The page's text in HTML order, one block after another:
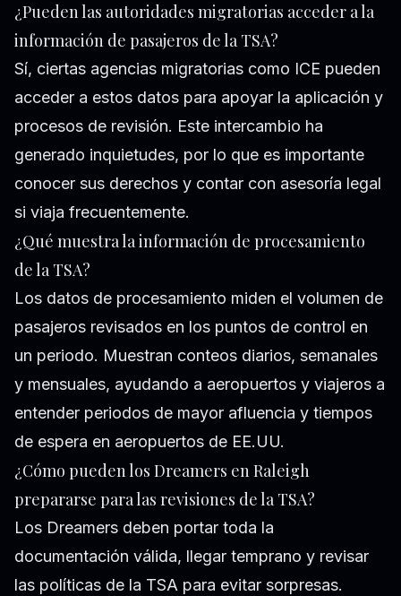
¿Pueden las autoridades migratorias acceder a la
información de pasajeros de la TSA?
Sí, ciertas agencias migratorias como ICE pueden
acceder a estos datos para apoyar la aplicación y
procesos de revisión. Este intercambio ha
generado inquietudes, por lo que es importante
conocer sus derechos y contar con asesoría legal
si viaja frecuentemente.
¿Qué muestra la información de procesamiento
de la TSA?
Los datos de procesamiento miden el volumen de
pasajeros revisados en los puntos de control en
un periodo. Muestran conteos diarios, semanales
y mensuales, ayudando a aeropuertos y viajeros a
entender periodos de mayor afluencia y tiempos
de espera en aeropuertos de EE.UU.
¿Cómo pueden los Dreamers en Raleigh
prepararse para las revisiones de la TSA?
Los Dreamers deben portar toda la
documentación válida, llegar temprano y revisar
las políticas de la TSA para evitar sorpresas.